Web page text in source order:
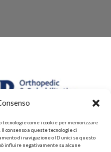
come i cookie per memorizzare
consenso a queste tecnologie ci
di navigazione o ID unici su questo
influire negativamente su alcune